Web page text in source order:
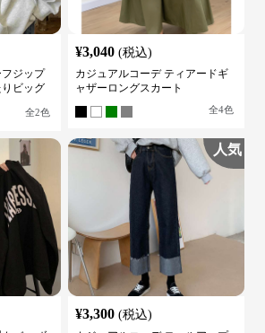
ジップ
ビッグ
全2色
¥3,040 (税込)
カジュアルコーデ ティアードギ
ャザーロングスカート
全4色
人気
¥3,300 (税込)